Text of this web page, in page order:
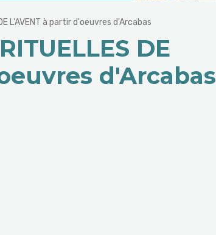
L'AVENT à partir d'oeuvres d'Arcabas
DE
d'Arcabas